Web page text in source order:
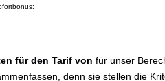
für den Tarif von für unser
denn sie stellen die